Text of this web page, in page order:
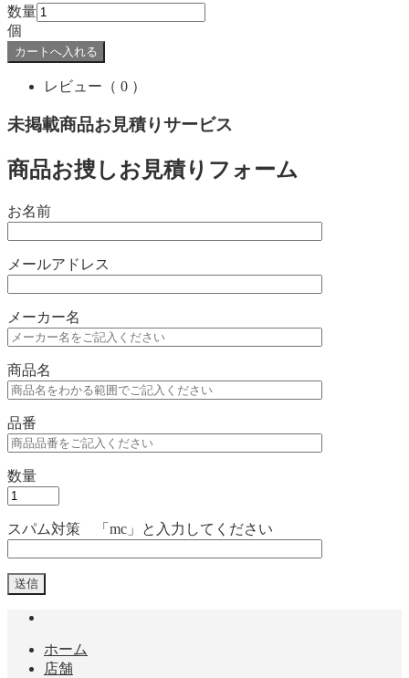
数量
個
レビュー （ 0 ）
未掲載商品お見積りサービス
商品お捜しお見積りフォーム
お名前
メールアドレス
メーカー名
商品名
品番
数量
スパム対策 「mc」と入力してください
ホーム
店舗